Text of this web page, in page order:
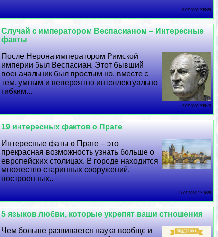
16 07 2026 7:36:26
Случай с императором Веспасианом – Интересные
факты
После Нерона императором Римской
империи был Веспасиан. Этот бывший
военачальник был простым но, вместе с
тем, умным и невероятно интеллектуально
гибким...
15 07 2026 7:38:19
19 интересных фактов о Праге
Интересные фаты о Праге – это
прекрасная возможность узнать больше о
европейских столицах. В городе находится
множество старинных сооружений,
построенных...
14 07 2026 21:16:28
5 языков любви, которые укрепят ваши отношения
Чем больше развивается наука вообще и